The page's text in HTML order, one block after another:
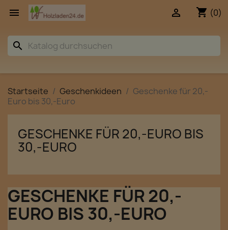
 shopping_cart (0)

search
Startseite Geschenkideen
Geschenke für 20,-
Euro bis 30,-Euro
GESCHENKE FÜR 20,-EURO BIS
30,-EURO
GESCHENKE FÜR 20,-
EURO BIS 30,-EURO